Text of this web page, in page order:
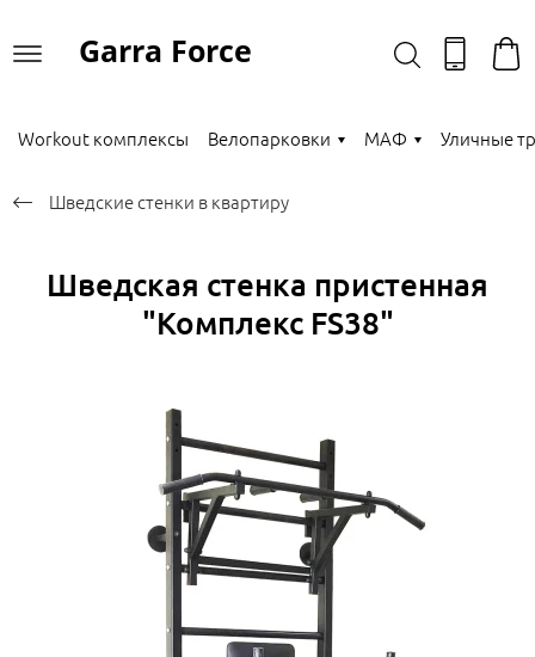
Garra Force
Workout комплексы Велопарковки МАФ Уличные
Шведские стенки в квартиру
Шведская стенка пристенная
"Комплекс FS38"